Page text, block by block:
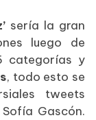
sería la gran
luego de
categorías y
, todo esto se
tweets
Gascón.